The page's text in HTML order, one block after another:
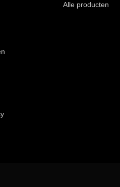
Alle producten